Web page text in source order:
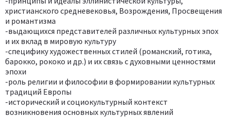
христианского средневековья, Возрождения, Просвещения
и романтизма
-выдающихся представителей различных культурных эпох
и их вклад в мировую культуру
-специфику художественных стилей (романский, готика,
барокко, рококо и др.) и их связь с духовными ценностями
эпохи
-роль религии и философии в формировании культурных
традиций Европы
-исторический и социокультурный контекст
возникновения основных культурных явлений